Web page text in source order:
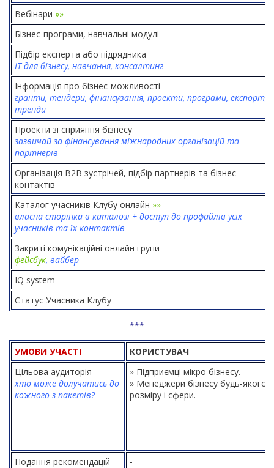
Вебінари »»
Бізнес-програми, навчальні модулі
Підбір експерта або підрядника
ІТ для бізнесу, навчання, консалтинг
Інформація про бізнес-можливості
гранти, тендери, фінансування, проекти, програми, експорт,
тренди
Проекти зі сприяння бізнесу
зазвичай за фінансування міжнародних організацій та
партнерів
Організація В2В зустрічей, підбір партнерів та бізнес-
контактів
Каталог учасників Клубу онлайн »»
власна сторінка в каталозі + доступ до профайлів усіх
учасників та їх контактів
Закриті комунікаційні онлайн групи
фейсбук, вайбер
IQ system
Статус Учасника Клубу
***
УМОВИ УЧАСТІ
КОРИСТУВАЧ
Цільова аудиторія
хто може долучатись до
кожного з пакетів?
» Підприємці мікро бізнесу.
» Менеджери бізнесу будь-якого
розміру і сфери.
Подання рекомендацій -